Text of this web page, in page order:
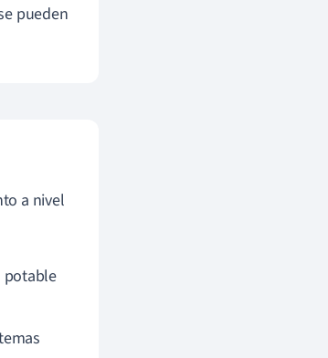
pueden
a nivel
potable